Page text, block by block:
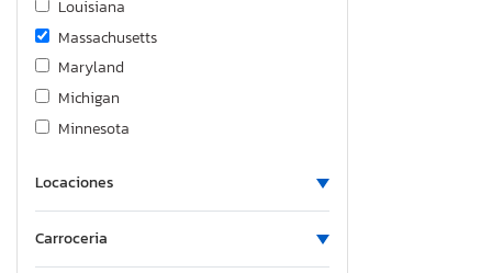
Hyundai
Ic Corporation
Icrp
Infiniti
Isuzu
Jaguar
Jayco
Louisiana
Massachusetts
Maryland
Michigan
Minnesota
Mississippi
New Jersey
Locaciones
Carroceria